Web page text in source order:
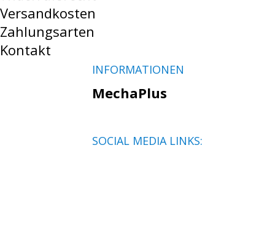
Versandkosten
Zahlungsarten
Kontakt
INFORMATIONEN
MechaPlus
SOCIAL MEDIA LINKS: